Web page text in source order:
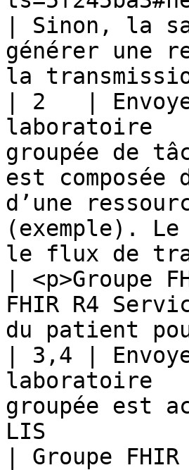
| Sinon, la
générer une
la
| 2   |
laboratoire
groupée de
est composée
d’une
(exemple).
le flux de
| <p>Groupe
FHIR R4
du patient
| 3,4 |
laboratoire
groupée est
LIS
| Groupe